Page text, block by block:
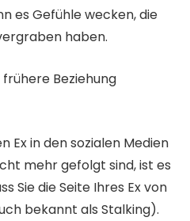
es Gefühle wecken, die
haben.
frühere Beziehung
Ex in den sozialen Medien
mehr gefolgt sind, ist es
Sie die Seite Ihres Ex von
bekannt als Stalking).